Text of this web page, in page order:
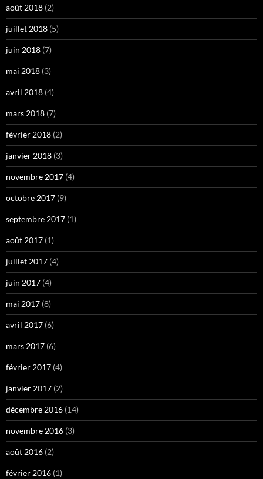
août 2018 (2)
juillet 2018 (5)
juin 2018 (7)
mai 2018 (3)
avril 2018 (4)
mars 2018 (7)
février 2018 (2)
janvier 2018 (3)
novembre 2017 (4)
octobre 2017 (9)
septembre 2017 (1)
août 2017 (1)
juillet 2017 (4)
juin 2017 (4)
mai 2017 (8)
avril 2017 (6)
mars 2017 (6)
février 2017 (4)
janvier 2017 (2)
décembre 2016 (14)
novembre 2016 (3)
août 2016 (2)
février 2016 (1)